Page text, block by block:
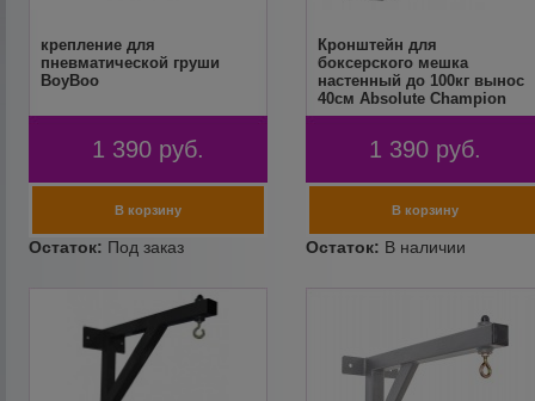
крепление для
пневматической груши
BoyBoo
1 390 руб.
Кронштейн для
боксерского мешка
настенный до 100кг вынос
40см Absolute Champion
1 390 руб.